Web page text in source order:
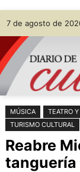
Saltar
al
contenido
Skip
to
content
7 de agosto de
MÚSICA
TEATRO
TURISMO CULTURAL
Reabre
tanguería